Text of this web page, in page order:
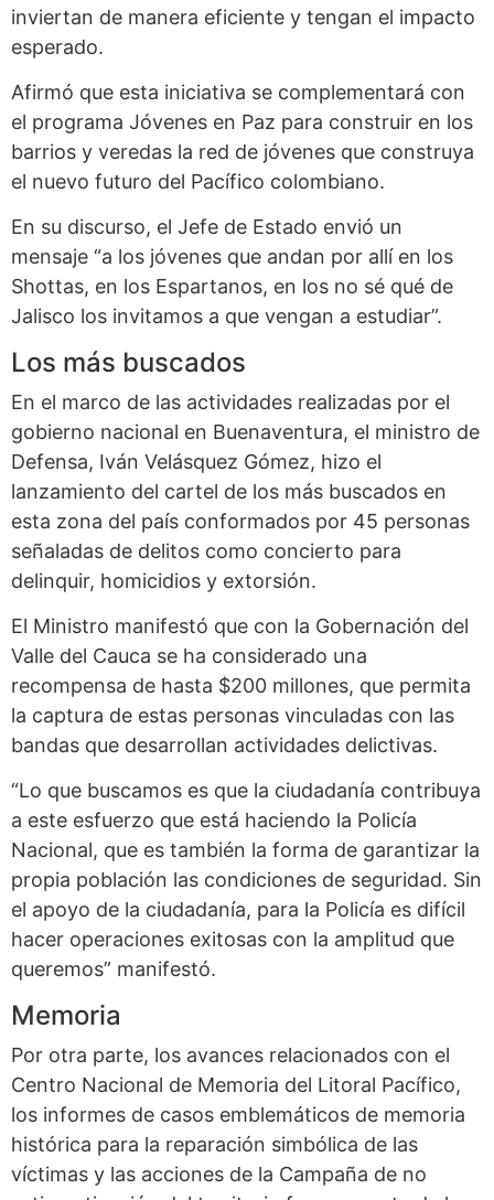
inviertan de manera eficiente y tengan el impacto
esperado.
Afirmó que esta iniciativa se complementará con
el programa Jóvenes en Paz para construir en los
barrios y veredas la red de jóvenes que construya
el nuevo futuro del Pacífico colombiano.
En su discurso, el Jefe de Estado envió un
mensaje “a los jóvenes que andan por allí en los
Shottas, en los Espartanos, en los no sé qué de
Jalisco los invitamos a que vengan a estudiar”.
Los más buscados
En el marco de las actividades realizadas por el
gobierno nacional en Buenaventura, el ministro de
Defensa, Iván Velásquez Gómez, hizo el
lanzamiento del cartel de los más buscados en
esta zona del país conformados por 45 personas
señaladas de delitos como concierto para
delinquir, homicidios y extorsión.
El Ministro manifestó que con la Gobernación del
Valle del Cauca se ha considerado una
recompensa de hasta $200 millones, que permita
la captura de estas personas vinculadas con las
bandas que desarrollan actividades delictivas.
“Lo que buscamos es que la ciudadanía contribuya
a este esfuerzo que está haciendo la Policía
Nacional, que es también la forma de garantizar la
propia población las condiciones de seguridad. Sin
el apoyo de la ciudadanía, para la Policía es difícil
hacer operaciones exitosas con la amplitud que
queremos” manifestó.
Memoria
Por otra parte, los avances relacionados con el
Centro Nacional de Memoria del Litoral Pacífico,
los informes de casos emblemáticos de memoria
histórica para la reparación simbólica de las
víctimas y las acciones de la Campaña de no